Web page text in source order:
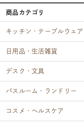
商品カテゴリ
キッチン・テーブルウェア
日用品・生活雑貨
デスク・文具
バスルーム・ランドリー
コスメ・ヘルスケア